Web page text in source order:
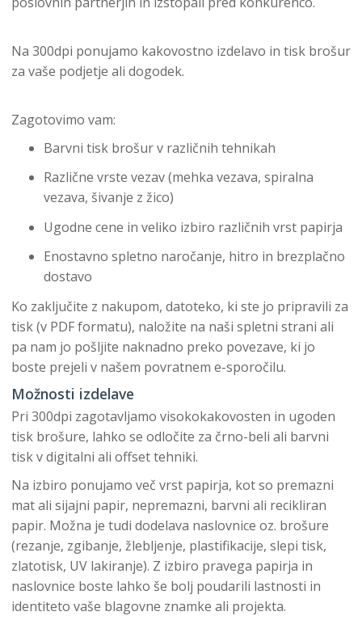
Na 300dpi ponujamo kakovostno izdelavo in tisk brošur
za vaše podjetje ali dogodek.
Zagotovimo vam:
Barvni tisk brošur v različnih tehnikah
Različne vrste vezav (mehka vezava, spiralna
vezava, šivanje z žico)
Ugodne cene in veliko izbiro različnih vrst papirja
Enostavno spletno naročanje, hitro in brezplačno
dostavo
Ko zaključite z nakupom, datoteko, ki ste jo pripravili za
tisk (v PDF formatu), naložite na naši spletni strani ali
pa nam jo pošljite naknadno preko povezave, ki jo
boste prejeli v našem povratnem e-sporočilu.
Možnosti izdelave
Pri 300dpi zagotavljamo visokokakovosten in ugoden
tisk brošure, lahko se odločite za črno-beli ali barvni
tisk v digitalni ali offset tehniki.
Na izbiro ponujamo več vrst papirja, kot so premazni
mat ali sijajni papir, nepremazni, barvni ali recikliran
papir. Možna je tudi dodelava naslovnice oz. brošure
(rezanje, zgibanje, žlebljenje, plastifikacije, slepi tisk,
zlatotisk, UV lakiranje). Z izbiro pravega papirja in
naslovnice boste lahko še bolj poudarili lastnosti in
identiteto vaše blagovne znamke ali projekta.